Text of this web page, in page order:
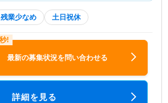
残業少なめ 土日祝休
最新の募集状況を問い合わせる
詳細を見る